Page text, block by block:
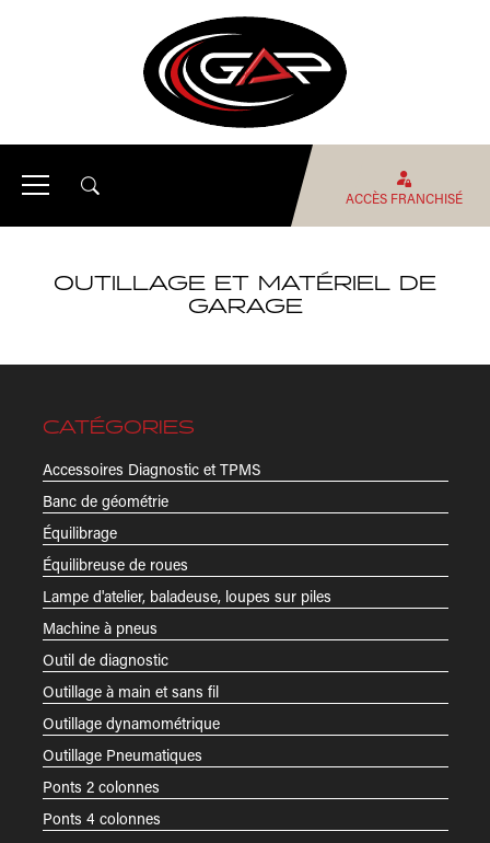
ACCÈS FRANCHISÉ
OUTILLAGE ET MATÉRIEL DE
GARAGE
CATÉGORIES
Accessoires Diagnostic et TPMS
Banc de géométrie
Équilibrage
Équilibreuse de roues
Lampe d'atelier, baladeuse, loupes sur piles
Machine à pneus
Outil de diagnostic
Outillage à main et sans fil
Outillage dynamométrique
Outillage Pneumatiques
Ponts 2 colonnes
Ponts 4 colonnes